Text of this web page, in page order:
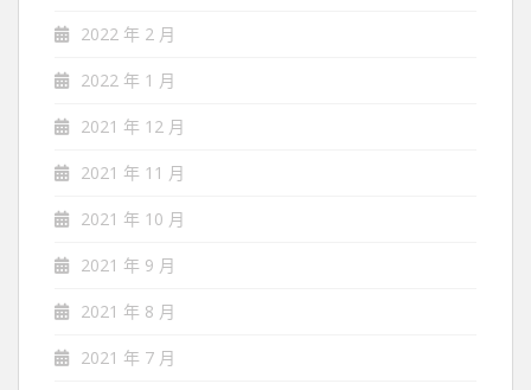
2022 年 2 月
2022 年 1 月
2021 年 12 月
2021 年 11 月
2021 年 10 月
2021 年 9 月
2021 年 8 月
2021 年 7 月